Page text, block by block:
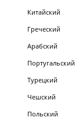
Китайский
Греческий
Арабский
Португальский
Турецкий
Чешский
Польский